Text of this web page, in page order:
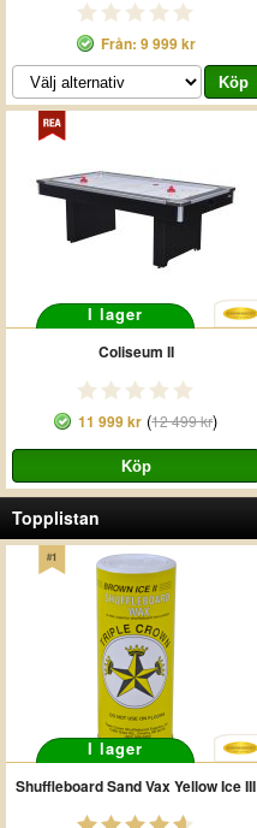
Från: 9 999 kr
I lager
Coliseum II
11 999 kr (12 499 kr)
Topplistan
I lager
Shuffleboard Sand Vax Yellow Ice III